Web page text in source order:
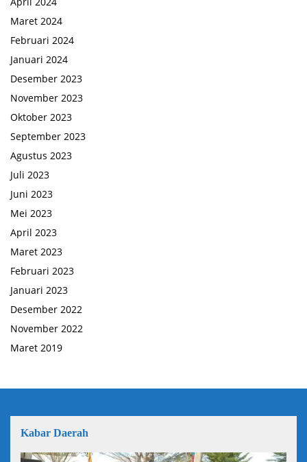
Maret 2024
Februari 2024
Januari 2024
Desember 2023
November 2023
Oktober 2023
September 2023
Agustus 2023
Juli 2023
Juni 2023
Mei 2023
April 2023
Maret 2023
Februari 2023
Januari 2023
Desember 2022
November 2022
Maret 2019
Kabar Daerah